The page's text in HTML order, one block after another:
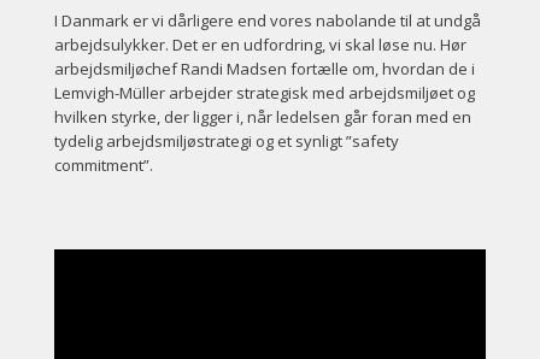
I Danmark er vi dårligere end vores nabolande til at undgå
arbejdsulykker. Det er en udfordring, vi skal løse nu. Hør
arbejdsmiljøchef Randi Madsen fortælle om, hvordan de i
Lemvigh-Müller arbejder strategisk med arbejdsmiljøet og
hvilken styrke, der ligger i, når ledelsen går foran med en
tydelig arbejdsmiljøstrategi og et synligt ”safety
commitment”.